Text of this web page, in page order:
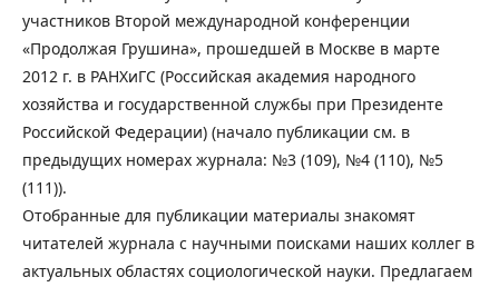
участников Второй международной конференции
«Продолжая Грушина», прошедшей в Москве в марте
2012 г. в РАНХиГС (Российская академия народного
хозяйства и государственной службы при Президенте
Российской Федерации) (начало публикации см. в
предыдущих номерах журнала: №3 (109), №4 (110), №5
(111)).
Отобранные для публикации материалы знакомят
читателей журнала с научными поисками наших коллег в
актуальных областях социологической науки. Предлагаем